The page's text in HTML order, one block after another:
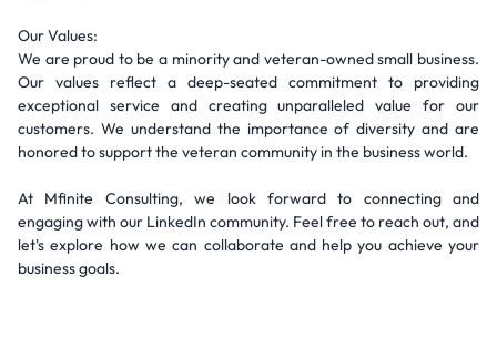
Our Values:
We are proud to be a minority and veteran-owned small business.
Our values reflect a deep-seated commitment to providing
exceptional service and creating unparalleled value for our
customers. We understand the importance of diversity and are
honored to support the veteran community in the business world.
At Mfinite Consulting, we look forward to connecting and
engaging with our LinkedIn community. Feel free to reach out, and
let's explore how we can collaborate and help you achieve your
business goals.